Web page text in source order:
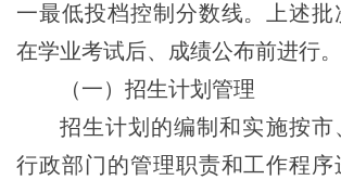
一最低投档控制分数线。上述批
在学业考试后、成绩公布前进行。
（一）招生计划管理
招生计划的编制和实施按市
行政部门的管理职责和工作程